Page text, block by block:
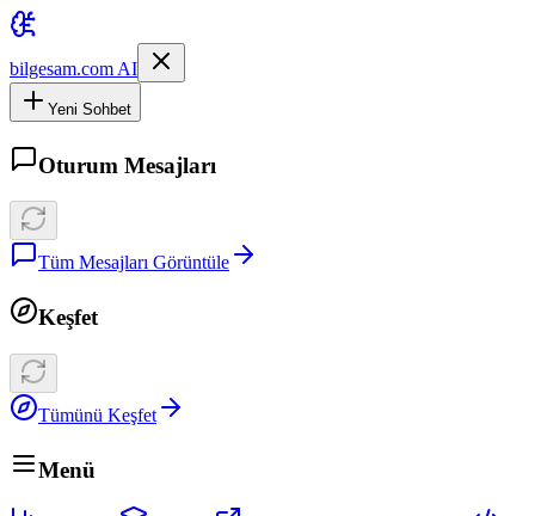
bilgesam.com AI
Yeni Sohbet
Oturum Mesajları
Tüm Mesajları Görüntüle
Keşfet
Tümünü Keşfet
Menü